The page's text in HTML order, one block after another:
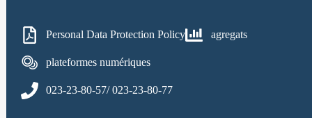
Personal Data Protection Policy agregats
plateformes numériques
023-23-80-57/ 023-23-80-77